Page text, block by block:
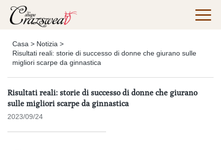
Casa > Notizia >
Risultati reali: storie di successo di donne che giurano sulle
migliori scarpe da ginnastica
Risultati reali: storie di successo di donne che giurano
sulle migliori scarpe da ginnastica
2023/09/24